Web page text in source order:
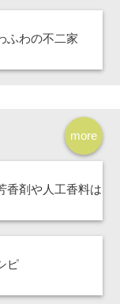
わの不二家
more
香剤や人工香料は
ピ